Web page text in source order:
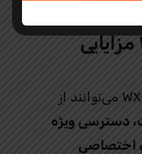
آیا نگهداری WXT مزایایی
دسترسی ویژه
اختصاصی